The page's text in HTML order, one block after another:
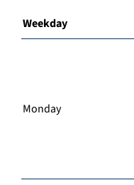
Weekday
Monday